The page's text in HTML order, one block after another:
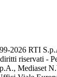
2026 RTI
riservati -
Mediaset